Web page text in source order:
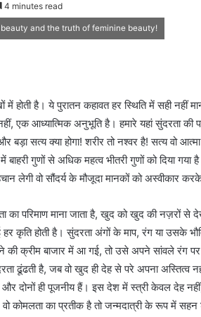
4 minutes read
and the truth of feminine beauty!
होती है। ये पुरातन कहावत हर स्थिति में सही नहीं
एक आध्यात्मिक अनुभूति है। हमारे यहां सुंदरता की
बड़ा सत्य क्या होगा! शरीर तो नश्वर है! सत्य वो
बाहरी गुणों से अधिक महत्व भीतरी गुणों को दिया
लेगी वो सौंदर्य के मौजूदा मानकों को अस्वीकार
का परिमाण माना जाता है, खुद को खुद की नज़रों से
हर कृति होती है। सुंदरता अंगों के माप, रंग या उसके
की क्रीम बाजार में आ गई, तो उसे अपने सांवले रंग पर
ढूंढती है, जब वो खुद ही देह से परे अपना अस्तित्व
हैं और दोनों ही पूजनीय हैं। इस देश में स्त्री केवल देह
कोमलता का प्रतीक है तो जन्मदात्री के रूप में सहन